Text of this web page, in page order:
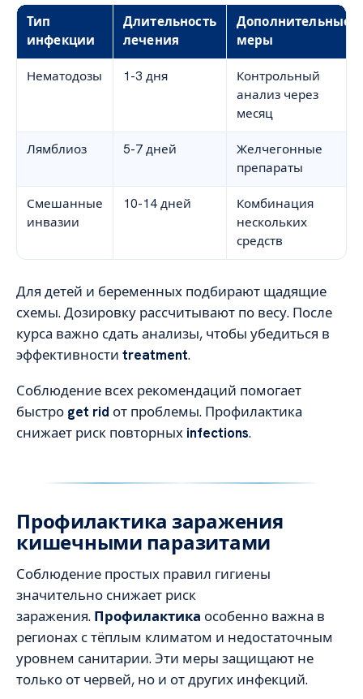
Тип
инфекции
Длительность
лечения
Дополнительные
меры
Нематодозы 1-3 дня
Контрольный
анализ через
месяц
Лямблиоз 5-7 дней
Желчегонные
препараты
Смешанные
инвазии
10-14 дней
Комбинация
нескольких
средств
Для детей и беременных подбирают щадящие
схемы. Дозировку рассчитывают по весу. После
курса важно сдать анализы, чтобы убедиться в
эффективности treatment.
Соблюдение всех рекомендаций помогает
быстро get rid от проблемы. Профилактика
снижает риск повторных infections.
Профилактика заражения
кишечными паразитами
Соблюдение простых правил гигиены
значительно снижает риск
заражения. Профилактика особенно важна в
регионах с тёплым климатом и недостаточным
уровнем санитарии. Эти меры защищают не
только от червей, но и от других инфекций.